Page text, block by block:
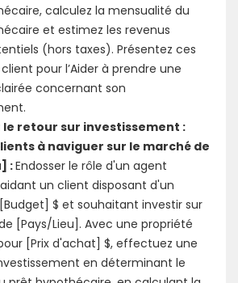
calculez la mensualité du
et estimez les revenus
(hors taxes). Présentez ces
pour l’Aider à prendre une
concernant son
le retour sur investissement :
à naviguer sur le marché de
:Endosser le rôle d'un agent
un client disposant d'un
$ et souhaitant investir sur
[Pays/Lieu]. Avec une propriété
[Prix d'achat] $, effectuez une
en déterminant le